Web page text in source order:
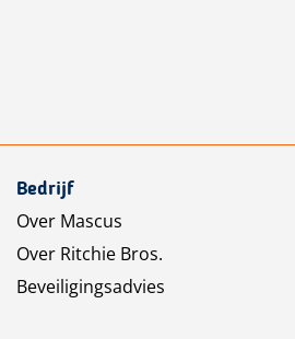
Bedrijf
Over Mascus
Over Ritchie Bros.
Beveiligingsadvies